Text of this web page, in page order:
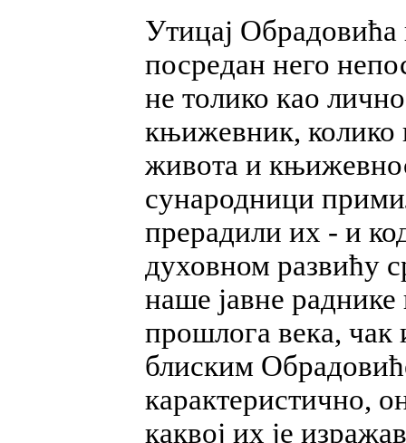
Утицај
посредан него
не толико као
књижевник, колико
живота и
сународници
прерадили их - и
духовном развићу
наше јавне
прошлога века, чак
блиским
карактеристично,
каквој их је